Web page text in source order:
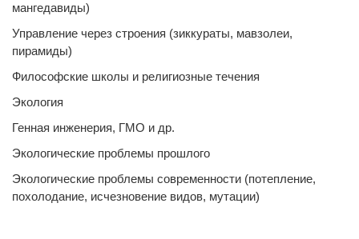
мангедавиды)
Управление через строения (зиккураты, мавзолеи,
пирамиды)
Философские школы и религиозные течения
Экология
Генная инженерия, ГМО и др.
Экологические проблемы прошлого
Экологические проблемы современности (потепление,
похолодание, исчезновение видов, мутации)